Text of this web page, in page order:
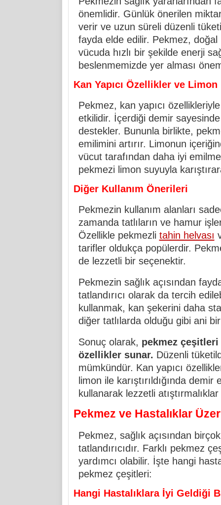
önemlidir. Günlük önerilen
verir ve uzun süreli düzenli
fayda elde edilir. Pekmez,
vücuda hızlı bir şekilde enerji
beslenmemizde yer alması
Kan Yapıcı Özellikler ve Limon
Pekmez, kan yapıcı
etkilidir. İçerdiği demir
destekler. Bununla birlikte,
emilimini artırır. Limonun
vücut tarafından daha iyi
pekmezi limon suyuyla
Diğer Kullanım Önerileri
Pekmezin kullanım alanları
zamanda tatlıların ve hamur
Özellikle pekmezli tahin helvası
tarifler oldukça popülerdir.
de lezzetli bir seçenektir.
Pekmezin sağlık açısından
tatlandırıcı olarak da tercih
kullanmak, kan şekerini daha
diğer tatlılarda olduğu gibi ani
Sonuç olarak, pekmez
özellikler sunar. Düzenli
mümkündür. Kan yapıcı
limon ile karıştırıldığında
kullanarak lezzetli
Pekmez ve Hastalıklar
Pekmez, sağlık açısından
tatlandırıcıdır. Farklı pekmez
yardımcı olabilir. İşte hangi
pekmez çeşitleri:
Hangi Hastalıklara İyi Geldiği